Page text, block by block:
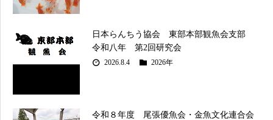
日本らんちう協会 東部本部観魚会支部
令和八年 第2回研究会
2026.8.4 2026年
令和８年度 尾張優魚会・金魚文化連合会